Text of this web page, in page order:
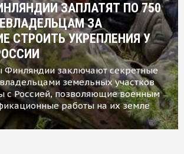
ЗАПЛАТЯТ ПО 750
ЗА
СТРОИТЬ УКРЕПЛЕНИЯ У
Финляндии заключают секретные
земельных участков
с Россией, позволяющие военным
работы на их земле